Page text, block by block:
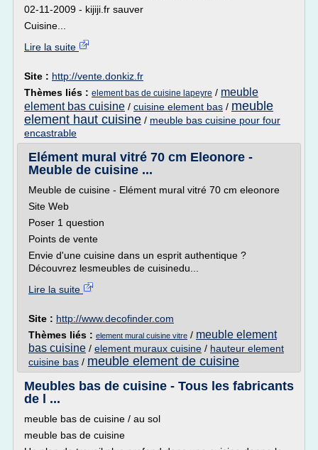
02-11-2009 - kijiji.fr sauver
Cuisine...
Lire la suite
Site : http://vente.donkiz.fr
Thèmes liés : element bas de cuisine lapeyre / meuble
element bas cuisine / cuisine element bas / meuble
element haut cuisine / meuble bas cuisine pour four
encastrable
Elément mural vitré 70 cm Eleonore -
Meuble de cuisine ...
Meuble de cuisine - Elément mural vitré 70 cm eleonore
Site Web
Poser 1 question
Points de vente
Envie d'une cuisine dans un esprit authentique ?
Découvrez lesmeubles de cuisinedu...
Lire la suite
Site : http://www.decofinder.com
Thèmes liés : element mural cuisine vitre / meuble element
bas cuisine / element muraux cuisine / hauteur element
cuisine bas / meuble element de cuisine
Meubles bas de cuisine - Tous les fabricants
de l ...
meuble bas de cuisine / au sol
meuble bas de cuisine